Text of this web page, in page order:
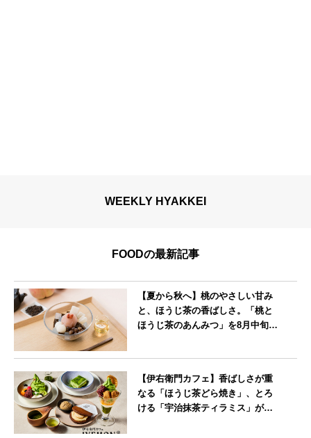
WEEKLY HYAKKEI
FOODの最新記事
【夏から秋へ】桃のやさしい甘み
と、ほうじ茶の香ばしさ。「桃と
ほうじ茶のあんみつ」を8月中旬よ
【伊右衛門カフェ】香ばしさが重
なる「ほうじ茶どら焼き」、とろ
ける「宇治抹茶ティラミス」が新